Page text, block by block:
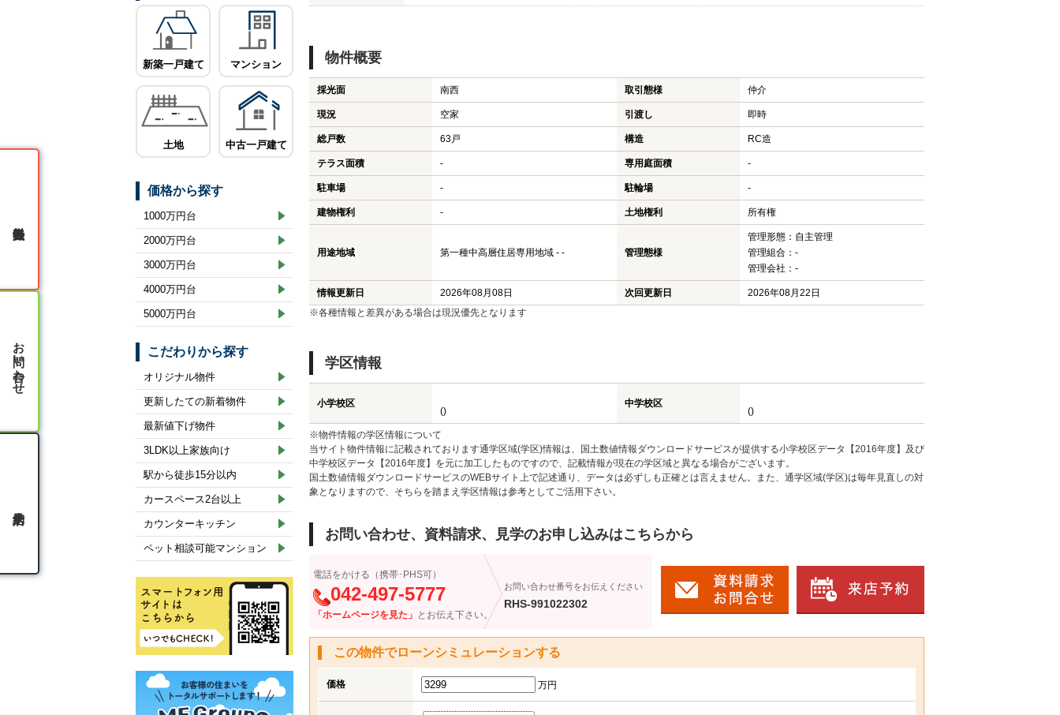
物件概要
採光面 南西 取引態様 仲介
現況 空家 引渡し 即時
総戸数 63戸 構造 RC造
テラス面積 - 専用庭面積 -
駐車場 - 駐輪場 -
建物権利 - 土地権利 所有権
用途地域 第一種中高層住居専用地域 - - 管理態様
管理形態：自主管理
管理組合：-
管理会社：-
情報更新日 2026年08月08日 次回更新日
2026年08月22日
※各種情報と差異がある場合は現況優先となります
学区情報
小学校区
()
中学校区
()
※物件情報の学区情報について
当サイト物件情報に記載されております通学区域(学区)情報は、国土数値情報ダウンロードサービスが提供する小学校区データ【2016年度】及び
中学校区データ【2016年度】を元に加工したものですので、記載情報が現在の学区域と異なる場合がございます。
国土数値情報ダウンロードサービスのWEBサイト上で記述通り、データは必ずしも正確とは言えません。また、通学区域(学区)は毎年見直しの対
象となりますので、そちらを踏まえ学区情報は参考としてご活用下さい。
お問い合わせ、資料請求、見学のお申し込みはこちらから
電話をかける（携帯･PHS可）
042-497-5777
「ホームページを見た」 とお伝え下さい。
お問い合わせ番号をお伝えください
RHS-991022302
この物件でローンシミュレーションする
価格 万円
新築一戸建て マンション
土地 中古一戸建て
価格から探す
1000万円台
2000万円台
3000万円台
4000万円台
5000万円台
こだわりから探す
オリジナル物件
更新したての新着物件
最新値下げ物件
3LDK以上家族向け
駅から徒歩15分以内
カースペース2台以上
カウンターキッチン
ペット相談可能マンション
お問い合わせ